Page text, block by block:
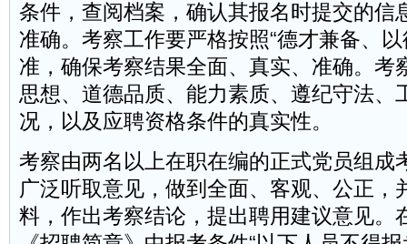
条件，查阅档案，确认其报名时提交的信
准确。考察工作要严格按照“德才兼备、
准，确保考察结果全面、真实、准确。考
思想、道德品质、能力素质、遵纪守法、
况，以及应聘资格条件的真实性。
考察由两名以上在职在编的正式党员组成
广泛听取意见，做到全面、客观、公正，
料，作出考察结论，提出聘用建议意见。